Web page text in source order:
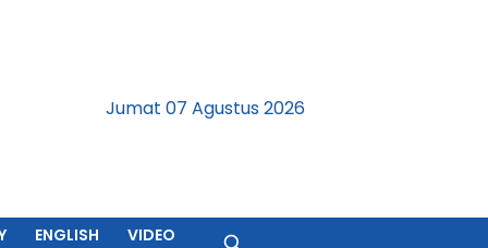
Jumat 07 Agustus 2026
ENGLISH VIDEO